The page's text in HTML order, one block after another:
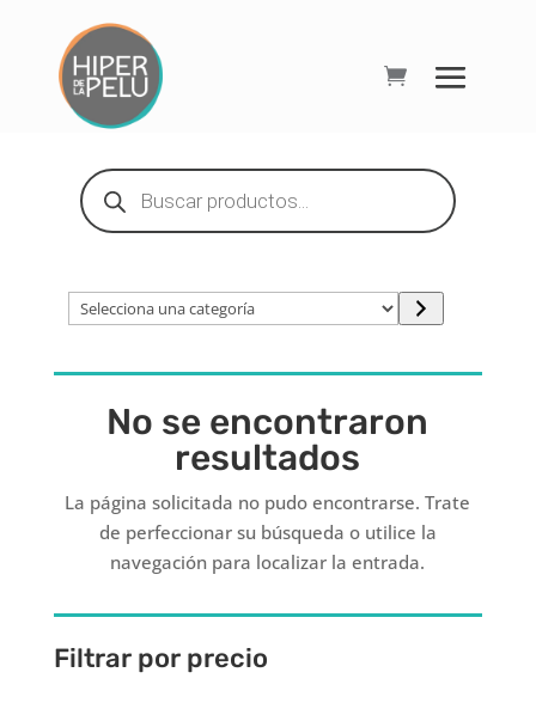
Búsqueda
de
productos
Selecciona
No se encontraron
resultados
La página solicitada no pudo encontrarse. Trate
de perfeccionar su búsqueda o utilice la
navegación para localizar la entrada.
Filtrar por precio